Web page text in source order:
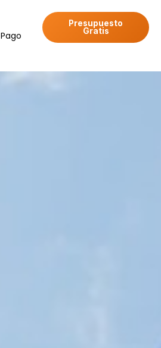
Pago
Presupuesto
Gratis